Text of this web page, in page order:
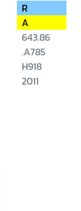
R
A
643.86
.A785
H918
2011